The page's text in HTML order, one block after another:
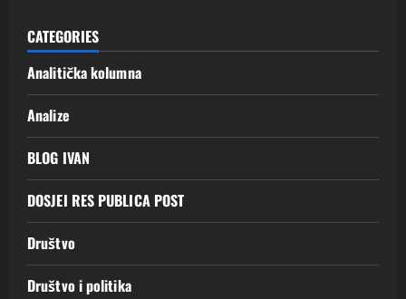
CATEGORIES
Analitička kolumna
Analize
BLOG IVAN
DOSJEI RES PUBLICA POST
Društvo
Društvo i politika